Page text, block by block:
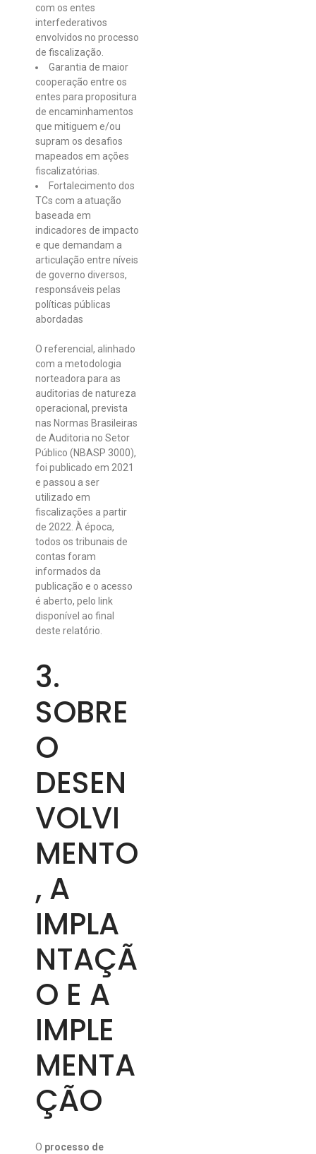
com os entes
interfederativos
envolvidos no processo
de fiscalização.
Garantia de maior
cooperação entre os
entes para propositura
de encaminhamentos
que mitiguem e/ou
supram os desafios
mapeados em ações
fiscalizatórias.
Fortalecimento dos
TCs com a atuação
baseada em
indicadores de impacto
e que demandam a
articulação entre níveis
de governo diversos,
responsáveis pelas
políticas públicas
abordadas
O referencial, alinhado
com a metodologia
norteadora para as
auditorias de natureza
operacional, prevista
nas Normas Brasileiras
de Auditoria no Setor
Público (NBASP 3000),
foi publicado em 2021
e passou a ser
utilizado em
fiscalizações a partir
de 2022. À época,
todos os tribunais de
contas foram
informados da
publicação e o acesso
é aberto, pelo link
disponível ao final
deste relatório.
3.
SOBRE
O
DESEN
VOLVI
MENTO
, A
IMPLA
NTAÇÃ
O E A
IMPLE
MENTA
ÇÃO
O processo de